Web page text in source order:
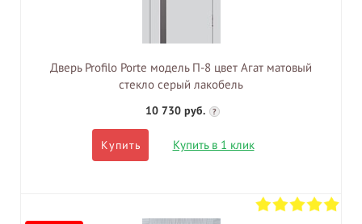
Дверь Profilo Porte модель П-8 цвет Агат матовый
стекло серый лакобель
10 730 руб. ?
Купить Купить в 1 клик